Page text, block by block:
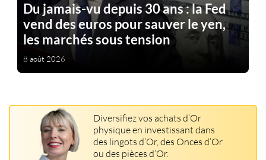
Du jamais-vu depuis 30 ans : la Fed
vend des euros pour sauver le yen,
les marchés sous tension
8 août 2026
Diversifiez vos achats d’Or
physique en investissant dans
des lingots d’Or, des Onces d’Or
ou des pièces d’Or.